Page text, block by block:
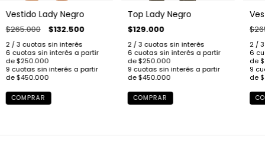
Vestido Lady Negro
$265.000 $132.500
COMPRAR
Top Lady Negro
$129.000
COMPRAR